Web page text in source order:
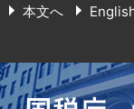
本文へ